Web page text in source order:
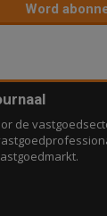
Word
de